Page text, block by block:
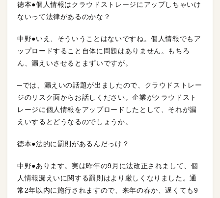
徳本●個人情報はクラウドストレージにアップしちゃいけ
ないって法律があるのかな？
中野●いえ、そういうことはないですね。個人情報でもア
ップロードすること自体に問題はありません。もちろ
ん、漏えいさせるとまずいですが。
─では、漏えいの話題が出ましたので、クラウドストレー
ジのリスク面からお話しください。企業がクラウドスト
レージに個人情報をアップロードしたとして、それが漏
えいするとどうなるのでしょうか。
徳本●法的に罰則があるんだっけ？
中野●あります。実は昨年の9月に法改正されまして、個
人情報漏えいに関する罰則はより厳しくなりました。通
常2年以内に施行されますので、来年の春か、遅くても9